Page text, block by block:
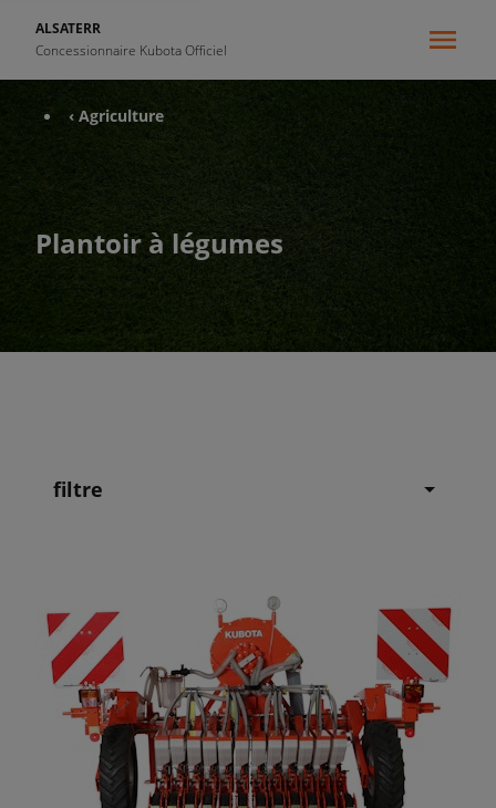
ALSATERR
Concessionnaire Kubota Officiel
‹ Agriculture
Plantoir à légumes
filtre